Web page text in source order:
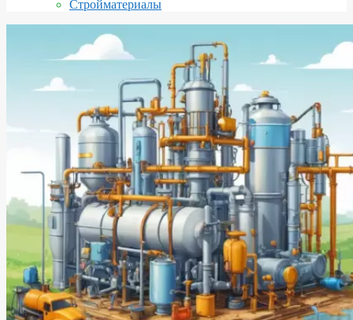
Стройматериалы